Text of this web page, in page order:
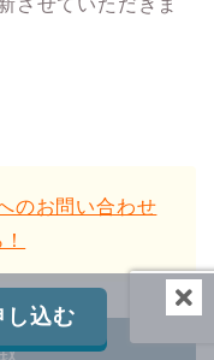
させていただきま
のお問い合わせ
し込む